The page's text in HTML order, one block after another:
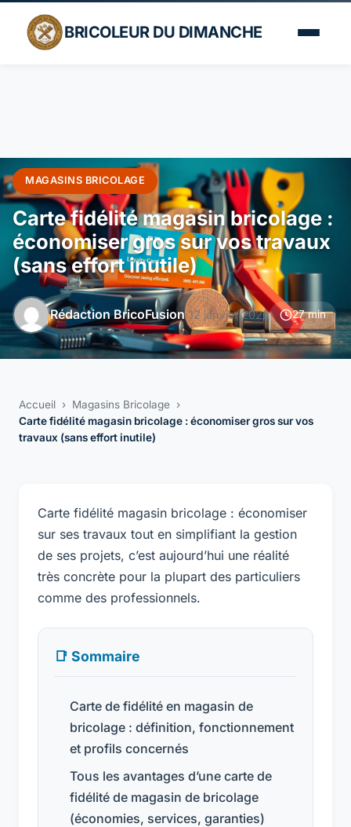
BRICOLEUR DU DIMANCHE
MAGASINS BRICOLAGE
Carte fidélité magasin bricolage :
économiser gros sur vos travaux
(sans effort inutile)
Rédaction BricoFusion 12 janvier 2026 27 min
Accueil › Magasins Bricolage ›
Carte fidélité magasin bricolage : économiser gros sur vos
travaux (sans effort inutile)
Carte fidélité magasin bricolage : économiser
sur ses travaux tout en simplifiant la gestion
de ses projets, c’est aujourd’hui une réalité
très concrète pour la plupart des particuliers
comme des professionnels.
📑 Sommaire
Carte de fidélité en magasin de
bricolage : définition, fonctionnement
et profils concernés
Tous les avantages d’une carte de
fidélité de magasin de bricolage
(économies, services, garanties)